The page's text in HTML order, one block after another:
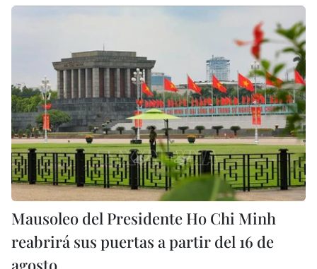
Mausoleo del Presidente Ho Chi Minh
reabrirá sus puertas a partir del 16 de